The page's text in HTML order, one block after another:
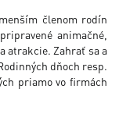
členom rodín
animačné,
atrakcie. Zahrať sa a
dňoch resp.
priamo vo firmách